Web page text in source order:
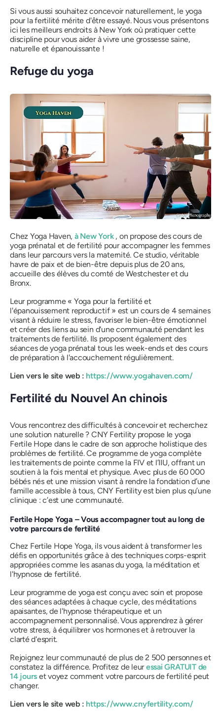
Si vous aussi souhaitez concevoir naturellement, le yoga
pour la fertilité mérite d'être essayé. Nous vous présentons
ici les meilleurs endroits à New York où pratiquer cette
discipline pour vous aider à vivre une grossesse saine,
naturelle et épanouissante !
Refuge du yoga
Chez Yoga Haven, à New York, on propose des cours de
yoga prénatal et de fertilité pour accompagner les femmes
dans leur parcours vers la maternité. Ce studio, véritable
havre de paix et de bien-être depuis plus de 20 ans,
accueille des élèves du comté de Westchester et du
Bronx.
Leur programme « Yoga pour la fertilité et
l'épanouissement reproductif » est un cours de 4 semaines
visant à réduire le stress, favoriser le bien-être émotionnel
et créer des liens au sein d'une communauté pendant les
traitements de fertilité. Ils proposent également des
séances de yoga prénatal tous les week-ends et des cours
de préparation à l'accouchement régulièrement.
Lien vers le site web : https://www.yogahaven.com/
Fertilité du Nouvel An chinois
Vous rencontrez des difficultés à concevoir et recherchez
une solution naturelle ? CNY Fertility propose le yoga
Fertile Hope dans le cadre de son approche holistique des
problèmes de fertilité. Ce programme de yoga complète
les traitements de pointe comme la FIV et l’IIU, offrant un
soutien à la fois mental et physique. Avec plus de 60 000
bébés nés et une mission visant à rendre la fondation d’une
famille accessible à tous, CNY Fertility est bien plus qu’une
clinique : c’est une communauté.
Fertile Hope Yoga – Vous accompagner tout au long de
votre parcours de fertilité
Chez Fertile Hope Yoga, ils vous aident à transformer les
défis en opportunités grâce à des techniques corps-esprit
appropriées comme les asanas du yoga, la méditation et
l'hypnose de fertilité.
Leur programme de yoga est conçu avec soin et propose
des séances adaptées à chaque cycle, des méditations
apaisantes, de l'hypnose thérapeutique et un
accompagnement personnalisé. Vous apprendrez à gérer
votre stress, à équilibrer vos hormones et à retrouver la
clarté d'esprit.
Rejoignez leur communauté de plus de 2 500 personnes et
constatez la différence. Profitez de leuressai GRATUIT de
14 jours et voyez comment votre parcours de fertilité peut
changer.
Lien vers le site web : https://www.cnyfertility.com/